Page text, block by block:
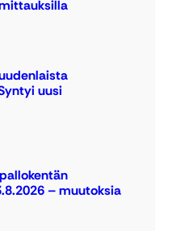
uusi
– muutoksia